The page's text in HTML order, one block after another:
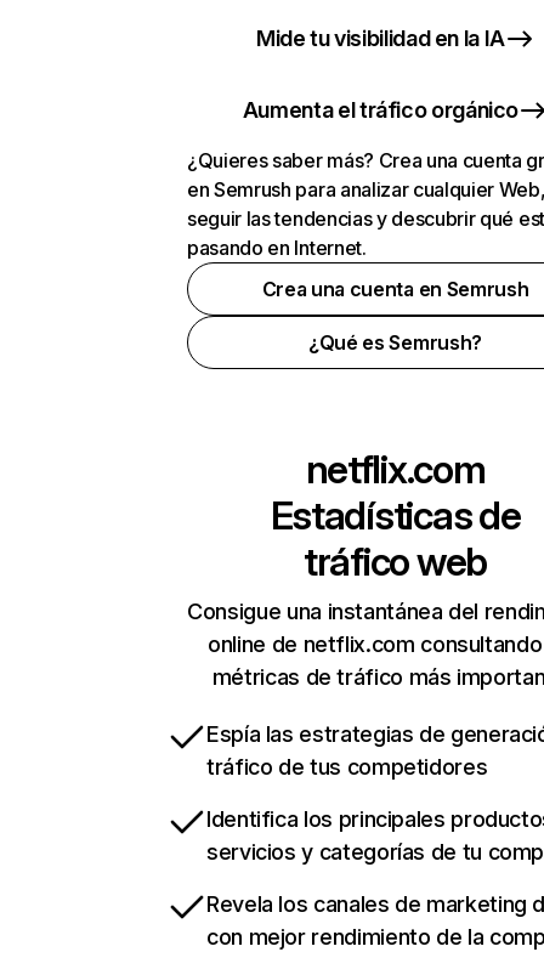
Mide tu visibilidad en la IA
Aumenta el tráfico orgánico
¿Quieres saber más? Crea una cuenta
en Semrush para analizar cualquier
seguir las tendencias y descubrir qué
pasando en Internet.
Crea una cuenta en Semrush
¿Qué es Semrush?
netflix.com
Estadísticas de
tráfico web
Consigue una instantánea del
online de netflix.com
métricas de tráfico más
Espía las estrategias de
tráfico de tus competidores
Identifica los principales
servicios y categorías de tu
Revela los canales de marketing
con mejor rendimiento de la